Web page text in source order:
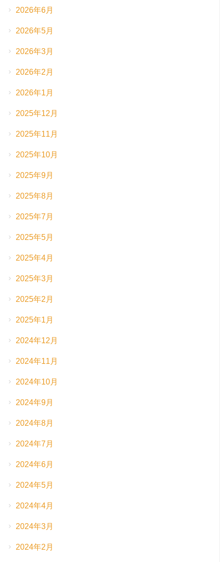
2026年6月
2026年5月
2026年3月
2026年2月
2026年1月
2025年12月
2025年11月
2025年10月
2025年9月
2025年8月
2025年7月
2025年5月
2025年4月
2025年3月
2025年2月
2025年1月
2024年12月
2024年11月
2024年10月
2024年9月
2024年8月
2024年7月
2024年6月
2024年5月
2024年4月
2024年3月
2024年2月